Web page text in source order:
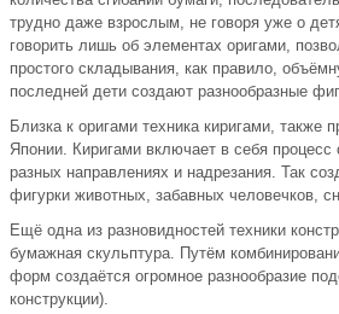
трудно даже взрослым, не говоря уже о
говорить лишь об элементах оригами,
простого складывания, как правило,
последней дети создают разнообразные
Близка к оригами техника киригами, также
Японии. Киригами включает в себя
разных направлениях и надрезания. Так
фигурки животных, забавных человечков,
Ещё одна из разновидностей техники
бумажная скульптура. Путём
форм создаётся огромное разнообразие
конструкции).